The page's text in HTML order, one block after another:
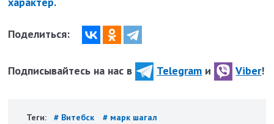
Поделиться:
Подписывайтесь на нас в Telegram и Viber!
Теги: # Витебск # марк шагал